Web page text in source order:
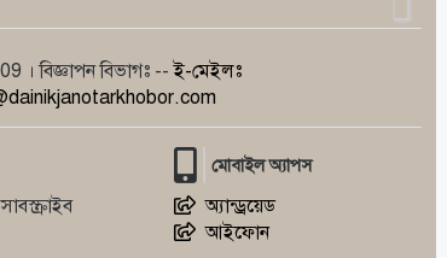
বিজ্ঞাপন বিভাগঃ --ই-মেইলঃ
মোবাইল অ্যাপস
অ্যান্ড্রয়েড
আইফোন